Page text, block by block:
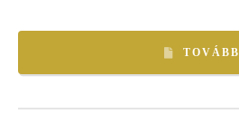
TOVÁBB